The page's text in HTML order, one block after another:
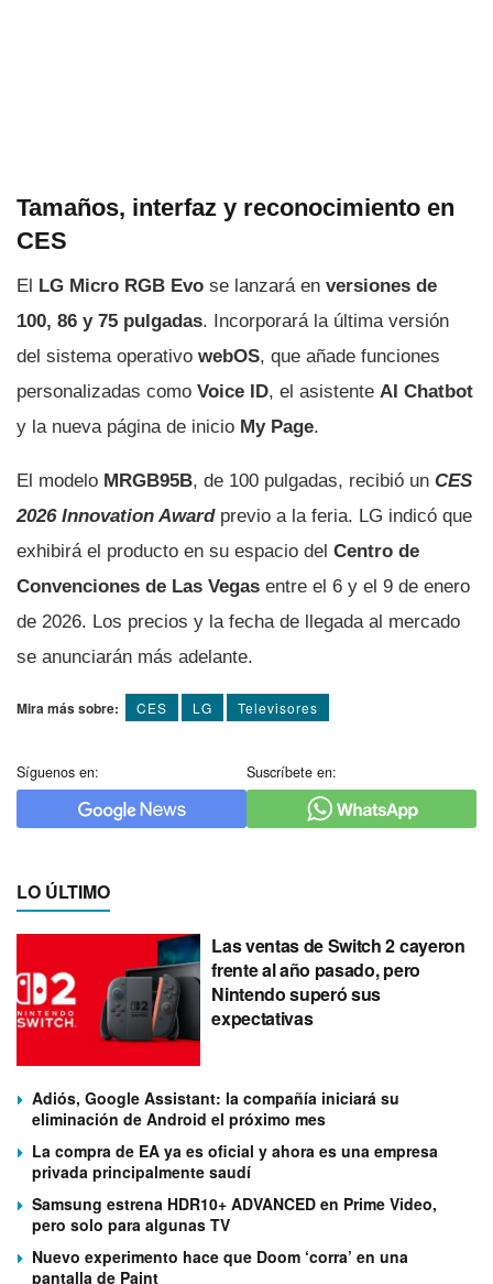
Tamaños, interfaz y reconocimiento en
CES
El LG Micro RGB Evo se lanzará en versiones de
100, 86 y 75 pulgadas. Incorporará la última versión
del sistema operativo webOS, que añade funciones
personalizadas como Voice ID, el asistente AI Chatbot
y la nueva página de inicio My Page.
El modelo MRGB95B, de 100 pulgadas, recibió un CES
2026 Innovation Award previo a la feria. LG indicó que
exhibirá el producto en su espacio del Centro de
Convenciones de Las Vegas entre el 6 y el 9 de enero
de 2026. Los precios y la fecha de llegada al mercado
se anunciarán más adelante.
Mira más sobre: CES LG Televisores
Síguenos en: Suscríbete en:
LO ÚLTIMO
Las ventas de Switch 2 cayeron
frente al año pasado, pero
Nintendo superó sus
expectativas
Adiós, Google Assistant: la compañía iniciará su
eliminación de Android el próximo mes
La compra de EA ya es oficial y ahora es una empresa
privada principalmente saudí
Samsung estrena HDR10+ ADVANCED en Prime Video,
pero solo para algunas TV
Nuevo experimento hace que Doom ‘corra’ en una
pantalla de Paint